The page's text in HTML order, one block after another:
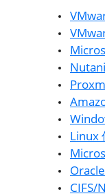
Linux
CIFS/